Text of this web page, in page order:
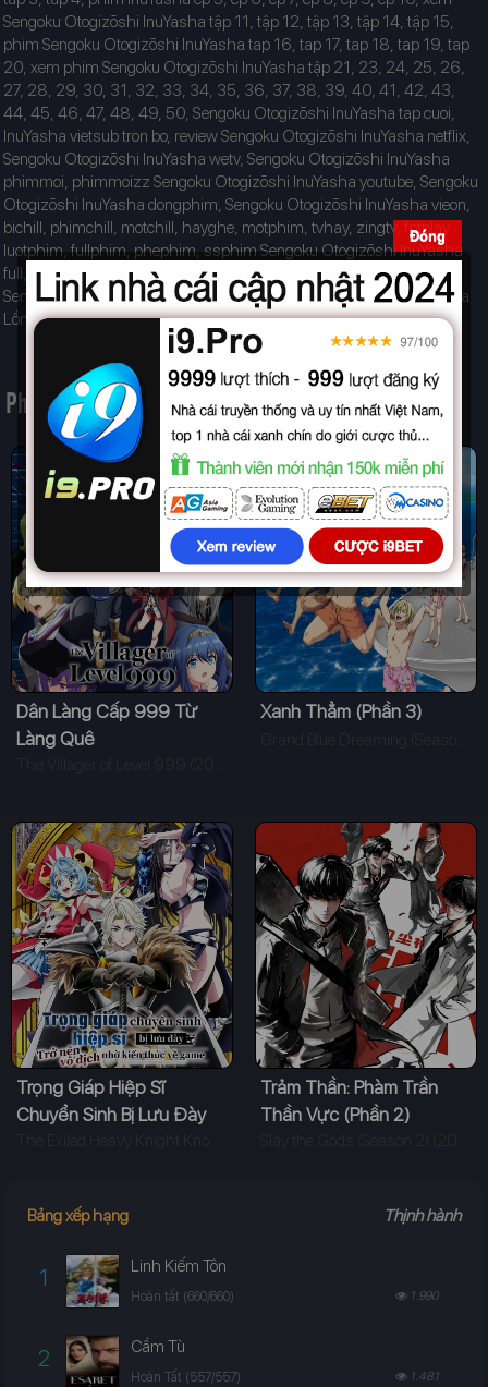
Sengoku Otogizōshi InuYasha tập 11, tập 12, tập 13, tập 14, tập 15,
phim Sengoku Otogizōshi InuYasha tap 16, tap 17, tap 18, tap 19, tap
20, xem phim Sengoku Otogizōshi InuYasha tập 21, 23, 24, 25, 26,
27, 28, 29, 30, 31, 32, 33, 34, 35, 36, 37, 38, 39, 40, 41, 42, 43,
44, 45, 46, 47, 48, 49, 50, Sengoku Otogizōshi InuYasha tap cuoi,
InuYasha vietsub tron bo, review Sengoku Otogizōshi InuYasha netflix,
Sengoku Otogizōshi InuYasha wetv, Sengoku Otogizōshi InuYasha
phimmoi, phimmoizz Sengoku Otogizōshi InuYasha youtube, Sengoku
Otogizōshi InuYasha dongphim, Sengoku Otogizōshi InuYasha vieon,
bichill, phimchill, motchill, hayghe, motphim, tvhay, zingtv, fptplay,
luotphim, fullphim, phephim, ssphim Sengoku Otogizōshi InuYasha
full, InuYasha online, Sengoku Otogizōshi InuYasha Thuyết Minh,
Sengoku Otogizōshi InuYasha Vietsub, Sengoku Otogizōshi InuYasha
Lồng Tiếng
Phim Liên Quan
Dân Làng Cấp 999 Từ
Làng Quê
Xanh Thẳm (Phần 3)
Trọng Giáp Hiệp Sĩ
Chuyển Sinh Bị Lưu Đày
Trảm Thần: Phàm Trần
Thần Vực (Phần 2)
Bảng xếp hạng Thịnh hành
1 Linh Kiếm Tôn
Hoàn tất (660/660) 1.990
2 Cầm Tù
Hoàn Tất (557/557) 1.481
Đóng